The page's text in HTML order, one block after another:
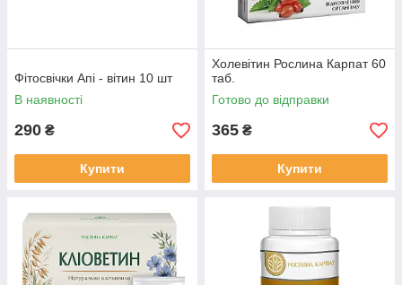
Фітосвічки Апі - вітин 10 шт
В наявності
290 ₴
Купити
Холевітин Рослина Карпат 60
таб.
Готово до відправки
365 ₴
Купити